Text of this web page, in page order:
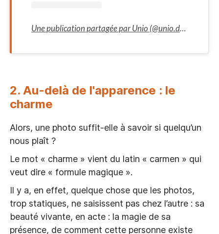
Une publication partagée par Unio (@unio.date)
2. Au-delà de l'apparence : le
charme
Alors, une photo suffit-elle à savoir si quelqu’un
nous plaît ?
Le mot « charme » vient du latin « carmen » qui
veut dire « formule magique ».
Il y a, en effet, quelque chose que les photos,
trop statiques, ne saisissent pas chez l’autre : sa
beauté vivante, en acte : la magie de sa
présence, de comment cette personne existe